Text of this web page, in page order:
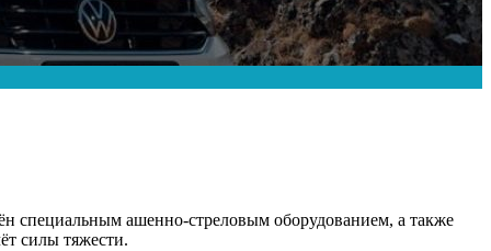
специальным ашенно-стреловым оборудованием, а также
силы тяжести.